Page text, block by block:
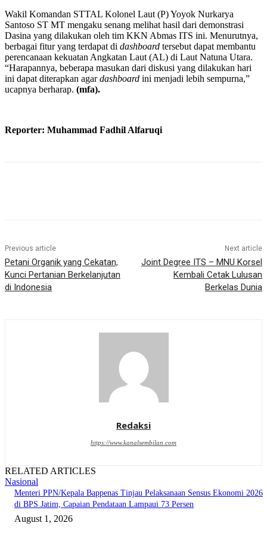
Wakil Komandan STTAL Kolonel Laut (P) Yoyok Nurkarya
Santoso ST MT mengaku senang melihat hasil dari demonstrasi
Dasina yang dilakukan oleh tim KKN Abmas ITS ini. Menurutnya,
berbagai fitur yang terdapat di dashboard tersebut dapat membantu
perencanaan kekuatan Angkatan Laut (AL) di Laut Natuna Utara.
“Harapannya, beberapa masukan dari diskusi yang dilakukan hari
ini dapat diterapkan agardashboard ini menjadi lebih sempurna,”
ucapnya berharap. (mfa).
Reporter: Muhammad Fadhil Alfaruqi
Previous article
Petani Organik yang Cekatan,
Kunci Pertanian Berkelanjutan
di Indonesia
Next article
Joint Degree ITS – MNU Korsel
Kembali Cetak Lulusan
Berkelas Dunia
Redaksi
https://www.kanalsembilan.com
RELATED ARTICLES
Nasional
Menteri PPN/Kepala Bappenas Tinjau Pelaksanaan Sensus Ekonomi 2026
di BPS Jatim, Capaian Pendataan Lampaui 73 Persen
August 1, 2026